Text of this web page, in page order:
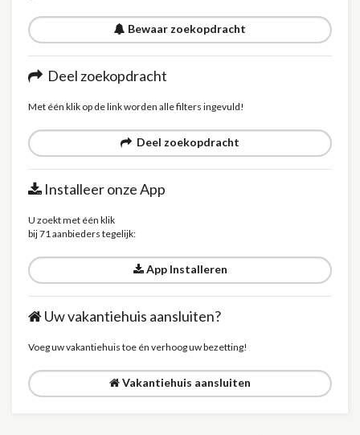
Bewaar zoekopdracht
Deel zoekopdracht
Met één klik op de link worden alle filters ingevuld!
Deel zoekopdracht
Installeer onze App
U zoekt met één klik
bij 71 aanbieders tegelijk:
App Installeren
Uw vakantiehuis aansluiten?
Voeg uw vakantiehuis toe én verhoog uw bezetting!
Vakantiehuis aansluiten